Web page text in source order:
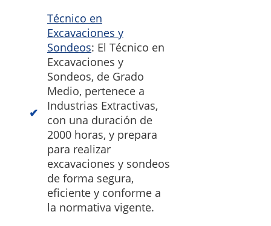
Técnico en
Excavaciones y
Sondeos: El Técnico en
Excavaciones y
Sondeos, de Grado
Medio, pertenece a
Industrias Extractivas,
con una duración de
2000 horas, y prepara
para realizar
excavaciones y sondeos
de forma segura,
eficiente y conforme a
la normativa vigente.